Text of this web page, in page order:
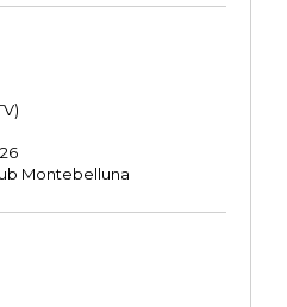
Montebelluna